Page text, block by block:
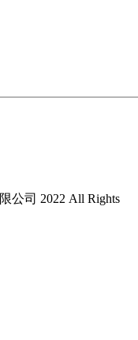
公司 2022 All Rights